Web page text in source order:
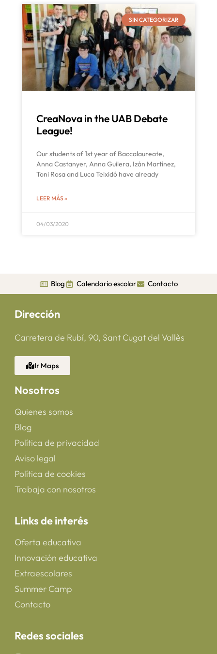
SIN CATEGORIZAR
CreaNova in the UAB Debate
League!
Our students of 1st year of Baccalaureate,
Anna Castanyer, Anna Guilera, Izán Martínez,
Toni Rosa and Luca Teixidó have already
LEER MÁS »
04/03/2020
Blog Calendario escolar Contacto
Dirección
Carretera de Rubí, 90, Sant Cugat del Vallès
Ir Maps
Nosotros
Quienes somos
Blog
Política de privacidad
Aviso legal
Política de cookies
Trabaja con nosotros
Links de interés
Oferta educativa
Innovación educativa
Extraescolares
Summer Camp
Contacto
Redes sociales